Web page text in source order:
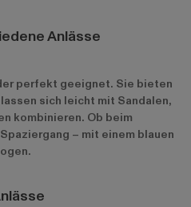
Anlässe
perfekt geeignet. Sie bieten
sich leicht mit Sandalen,
kombinieren. Ob beim
– mit einem blauen